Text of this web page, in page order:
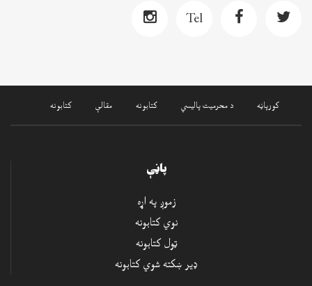
Tel
کورپاڼه د محرميت پاليسي کتابونه مقالې کتابونه
پاڼې
زموږ په اړه
نوي کتابونه
ټول کتابونه
ډير ښکته شوي کتابونه